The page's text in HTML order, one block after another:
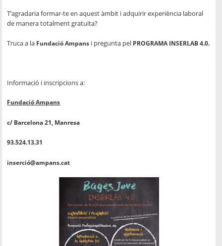
T’agradaria formar-te en aquest àmbit i adquirir experiència laboral
de manera totalment gratuïta?
Truca a la Fundació Ampans i pregunta pel PROGRAMA INSERLAB 4.0.
Informació i inscripcions a:
Fundació Ampans
c/ Barcelona 21, Manresa
93.524.13.31
inserció@ampans.cat